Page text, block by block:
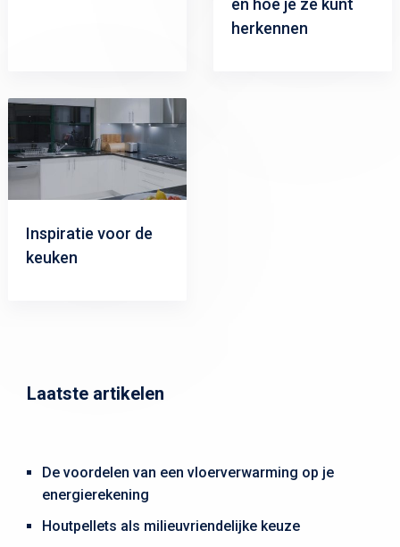
herkennen
Inspiratie voor de
keuken
Laatste artikelen
De voordelen van een vloerverwarming op je
energierekening
Houtpellets als milieuvriendelijke keuze